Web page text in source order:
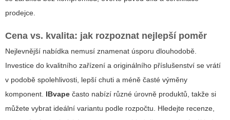
prodejce.
Cena vs. kvalita: jak rozpoznat nejlepší poměr
Nejlevnější nabídka nemusí znamenat úsporu dlouhodobě.
Investice do kvalitního zařízení a originálního příslušenství se vrátí
v podobě spolehlivosti, lepší chuti a méně časté výměny
komponent. IBvape často nabízí různé úrovně produktů, takže si
můžete vybrat ideální variantu podle rozpočtu. Hledejte recenze,